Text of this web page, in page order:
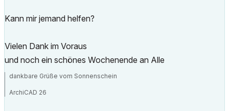
Kann mir jemand helfen?
Vielen Dank im Voraus
und noch ein schönes Wochenende an Alle
dankbare Grüße vom Sonnenschein
ArchiCAD 26